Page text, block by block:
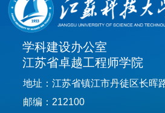
学科建设办公室
江苏省卓越工程师学院
地址：江苏省镇江市丹徒区长晖
邮编：212100